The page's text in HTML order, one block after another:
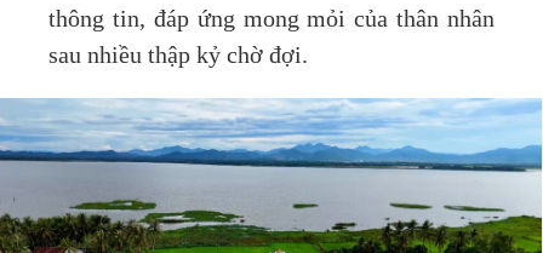
thông tin, đáp ứng mong mỏi của thân nhân
sau nhiều thập kỷ chờ đợi.